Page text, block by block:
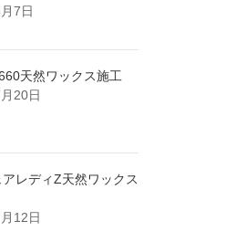
7日
天然ワックス施工
20日
アレディZ天然ワックス
12日